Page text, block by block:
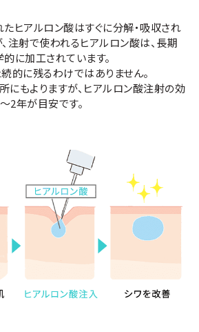
ヒアルロン酸はすぐに分解・吸収され
注射で使われるヒアルロン酸は、長期
に加工されています。
的に残るわけではありません。
もよりますが、ヒアルロン酸注射の効
2年が目安です。